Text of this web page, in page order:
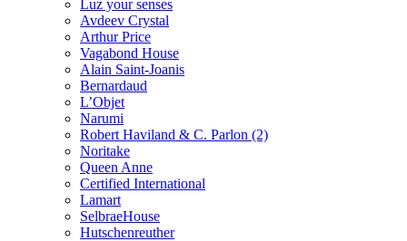
Luz your senses
Avdeev Crystal
Arthur Price
Vagabond House
Alain Saint-Joanis
Bernardaud
L’Objet
Narumi
Robert Haviland & C. Parlon (2)
Noritakе
Queen Anne
Certified International
Lamart
SelbraeHouse
Hutschenreuther